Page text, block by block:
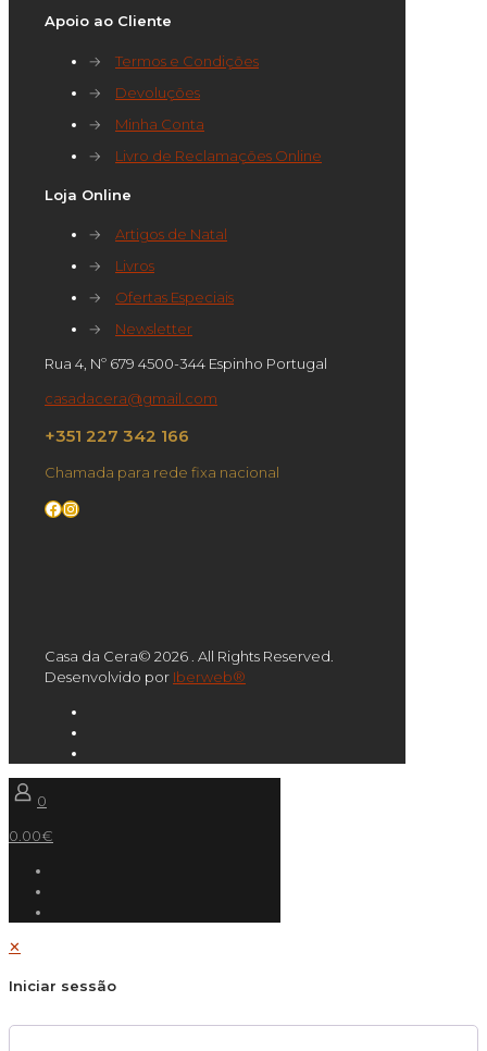
Apoio ao Cliente
→
Termos e Condições
→
Devoluções
→
Minha Conta
→
Livro de Reclamações Online
Loja Online
→
Artigos de Natal
→
Livros
→
Ofertas Especiais
→
Newsletter
Rua 4, Nº 679 4500-344 Espinho Portugal
casadacera@gmail.com
+351 227 342 166
Chamada para rede fixa nacional
Facebook
Instagram
Casa da Cera© 2026 . All Rights Reserved.
Desenvolvido por Iberweb®
0
0.00€
✕
Iniciar sessão